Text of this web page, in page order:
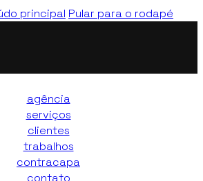
principal Pular para o rodapé
agência
serviços
clientes
trabalhos
contracapa
contato